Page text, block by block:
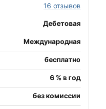
16 отзывов
Дебетовая
Международная
бесплатно
6 % в год
без комиссии